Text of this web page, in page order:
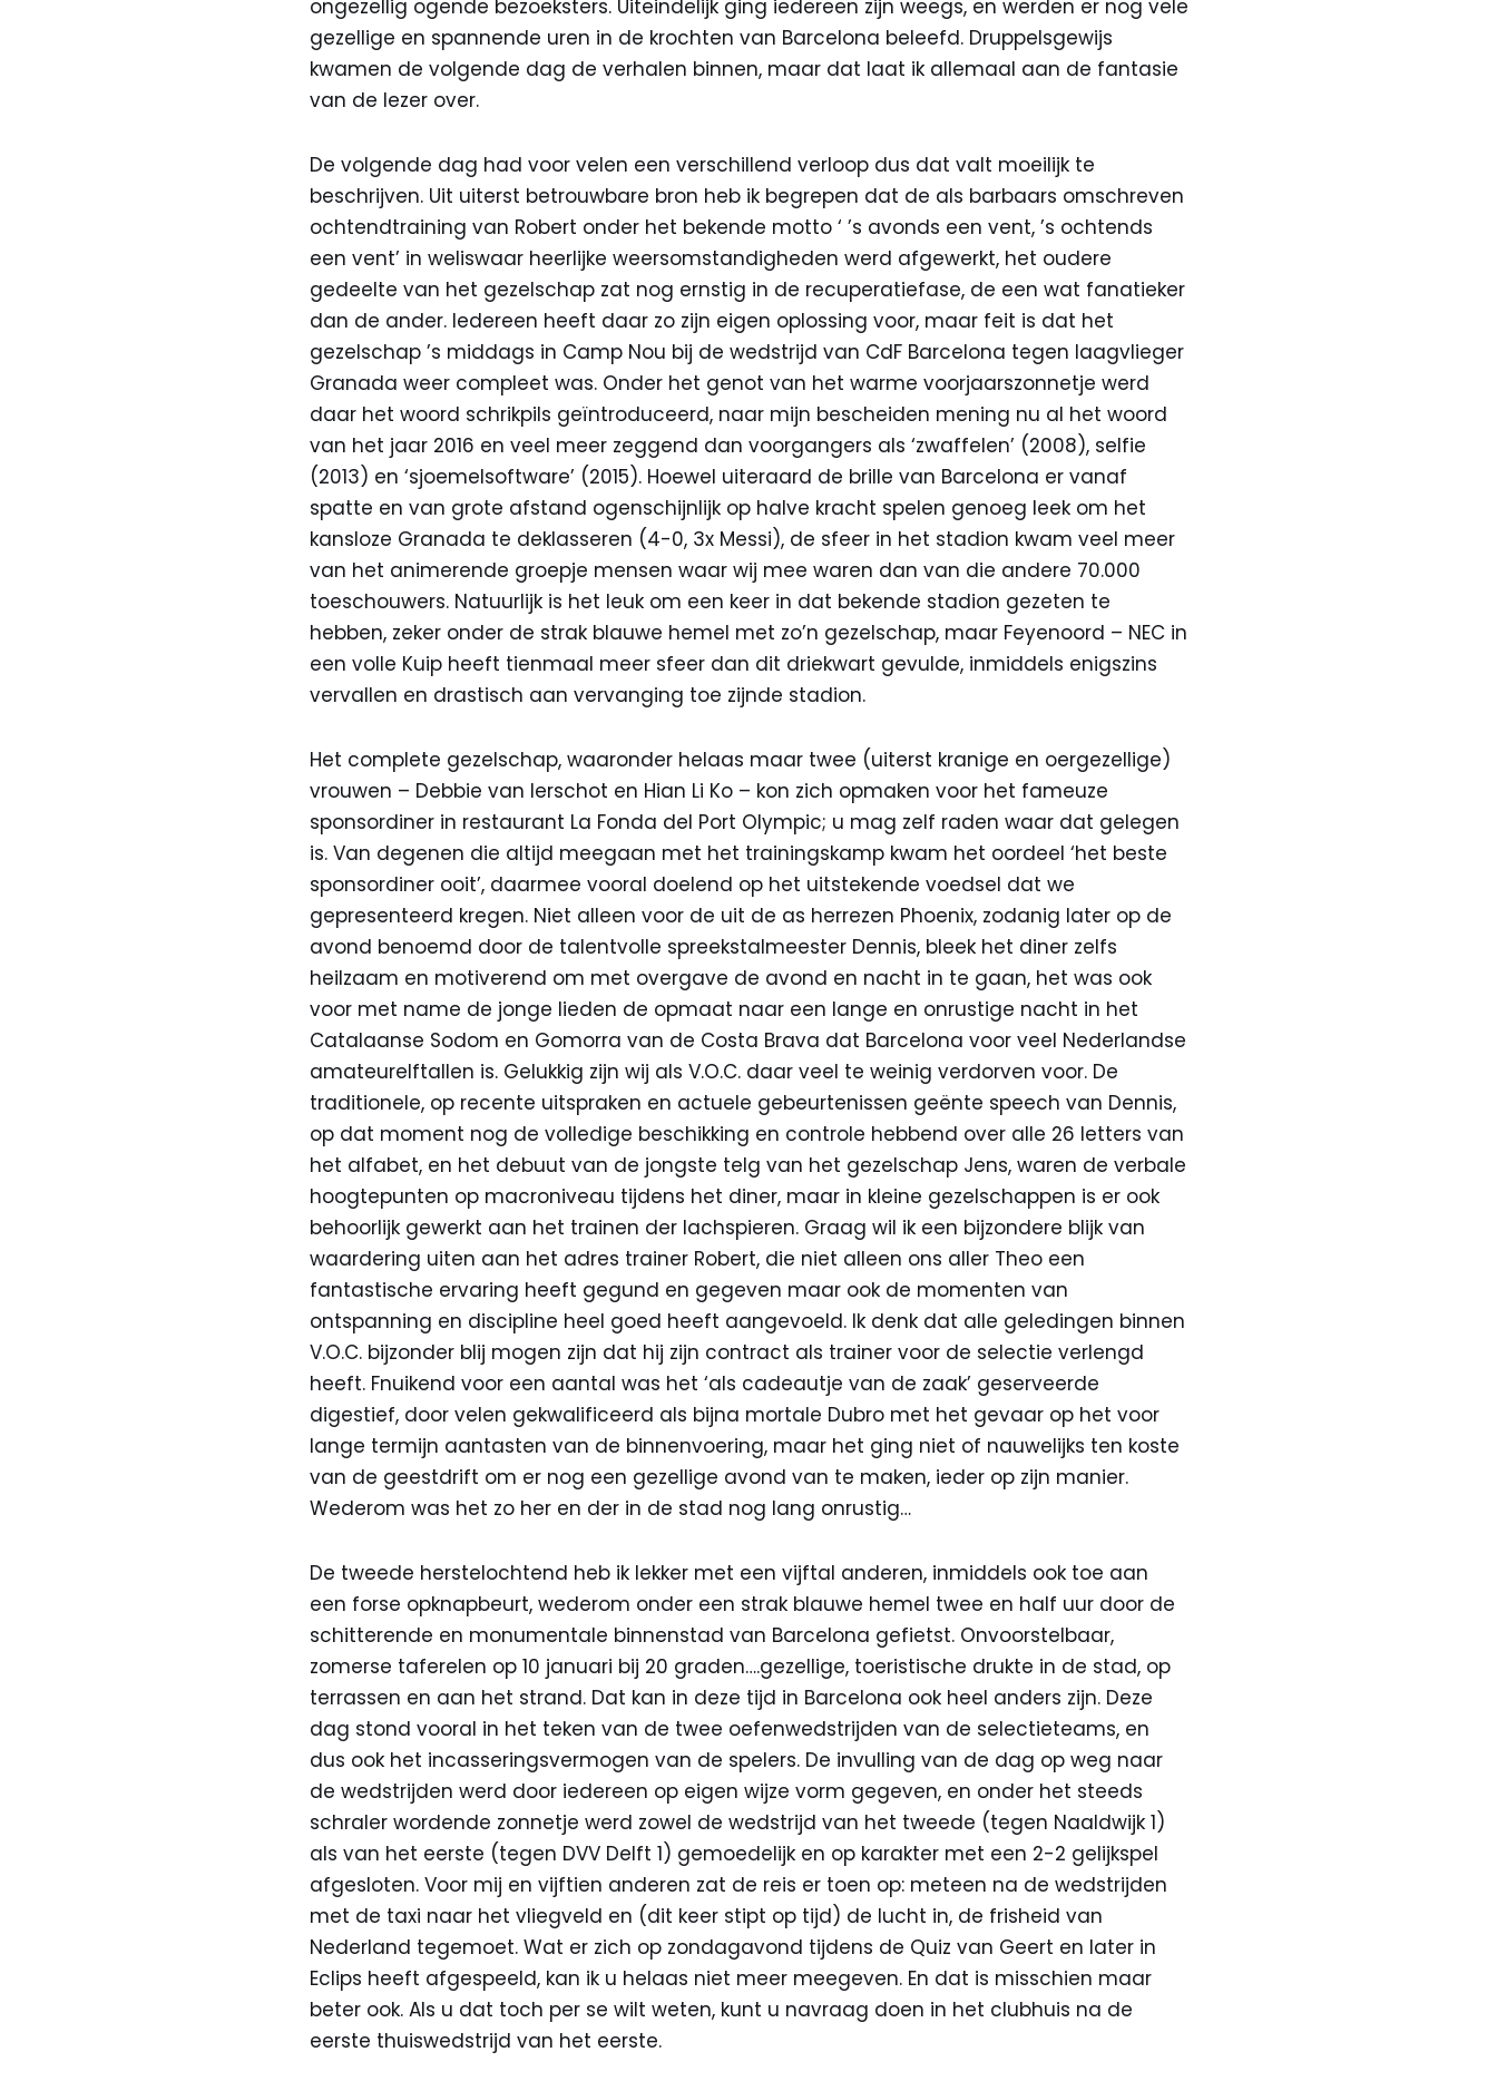
ongezellig ogende bezoeksters. Uiteindelijk ging iedereen zijn weegs, en werden er nog vele
gezellige en spannende uren in de krochten van Barcelona beleefd. Druppelsgewijs
kwamen de volgende dag de verhalen binnen, maar dat laat ik allemaal aan de fantasie
van de lezer over.
De volgende dag had voor velen een verschillend verloop dus dat valt moeilijk te
beschrijven. Uit uiterst betrouwbare bron heb ik begrepen dat de als barbaars omschreven
ochtendtraining van Robert onder het bekende motto ‘ ’s avonds een vent, ’s ochtends
een vent’ in weliswaar heerlijke weersomstandigheden werd afgewerkt, het oudere
gedeelte van het gezelschap zat nog ernstig in de recuperatiefase, de een wat fanatieker
dan de ander. Iedereen heeft daar zo zijn eigen oplossing voor, maar feit is dat het
gezelschap ’s middags in Camp Nou bij de wedstrijd van CdF Barcelona tegen laagvlieger
Granada weer compleet was. Onder het genot van het warme voorjaarszonnetje werd
daar het woord schrikpils geïntroduceerd, naar mijn bescheiden mening nu al het woord
van het jaar 2016 en veel meer zeggend dan voorgangers als ‘zwaffelen’ (2008), selfie
(2013) en ‘sjoemelsoftware’ (2015). Hoewel uiteraard de brille van Barcelona er vanaf
spatte en van grote afstand ogenschijnlijk op halve kracht spelen genoeg leek om het
kansloze Granada te deklasseren (4-0, 3x Messi), de sfeer in het stadion kwam veel meer
van het animerende groepje mensen waar wij mee waren dan van die andere 70.000
toeschouwers. Natuurlijk is het leuk om een keer in dat bekende stadion gezeten te
hebben, zeker onder de strak blauwe hemel met zo’n gezelschap, maar Feyenoord – NEC in
een volle Kuip heeft tienmaal meer sfeer dan dit driekwart gevulde, inmiddels enigszins
vervallen en drastisch aan vervanging toe zijnde stadion.
Het complete gezelschap, waaronder helaas maar twee (uiterst kranige en oergezellige)
vrouwen – Debbie van Ierschot en Hian Li Ko – kon zich opmaken voor het fameuze
sponsordiner in restaurant La Fonda del Port Olympic; u mag zelf raden waar dat gelegen
is. Van degenen die altijd meegaan met het trainingskamp kwam het oordeel ‘het beste
sponsordiner ooit’, daarmee vooral doelend op het uitstekende voedsel dat we
gepresenteerd kregen. Niet alleen voor de uit de as herrezen Phoenix, zodanig later op de
avond benoemd door de talentvolle spreekstalmeester Dennis, bleek het diner zelfs
heilzaam en motiverend om met overgave de avond en nacht in te gaan, het was ook
voor met name de jonge lieden de opmaat naar een lange en onrustige nacht in het
Catalaanse Sodom en Gomorra van de Costa Brava dat Barcelona voor veel Nederlandse
amateurelftallen is. Gelukkig zijn wij als V.O.C. daar veel te weinig verdorven voor. De
traditionele, op recente uitspraken en actuele gebeurtenissen geënte speech van Dennis,
op dat moment nog de volledige beschikking en controle hebbend over alle 26 letters van
het alfabet, en het debuut van de jongste telg van het gezelschap Jens, waren de verbale
hoogtepunten op macroniveau tijdens het diner, maar in kleine gezelschappen is er ook
behoorlijk gewerkt aan het trainen der lachspieren. Graag wil ik een bijzondere blijk van
waardering uiten aan het adres trainer Robert, die niet alleen ons aller Theo een
fantastische ervaring heeft gegund en gegeven maar ook de momenten van
ontspanning en discipline heel goed heeft aangevoeld. Ik denk dat alle geledingen binnen
V.O.C. bijzonder blij mogen zijn dat hij zijn contract als trainer voor de selectie verlengd
heeft. Fnuikend voor een aantal was het ‘als cadeautje van de zaak’ geserveerde
digestief, door velen gekwalificeerd als bijna mortale Dubro met het gevaar op het voor
lange termijn aantasten van de binnenvoering, maar het ging niet of nauwelijks ten koste
van de geestdrift om er nog een gezellige avond van te maken, ieder op zijn manier.
Wederom was het zo her en der in de stad nog lang onrustig…
De tweede herstelochtend heb ik lekker met een vijftal anderen, inmiddels ook toe aan
een forse opknapbeurt, wederom onder een strak blauwe hemel twee en half uur door de
schitterende en monumentale binnenstad van Barcelona gefietst. Onvoorstelbaar,
zomerse taferelen op 10 januari bij 20 graden….gezellige, toeristische drukte in de stad, op
terrassen en aan het strand. Dat kan in deze tijd in Barcelona ook heel anders zijn. Deze
dag stond vooral in het teken van de twee oefenwedstrijden van de selectieteams, en
dus ook het incasseringsvermogen van de spelers. De invulling van de dag op weg naar
de wedstrijden werd door iedereen op eigen wijze vorm gegeven, en onder het steeds
schraler wordende zonnetje werd zowel de wedstrijd van het tweede (tegen Naaldwijk 1)
als van het eerste (tegen DVV Delft 1) gemoedelijk en op karakter met een 2-2 gelijkspel
afgesloten. Voor mij en vijftien anderen zat de reis er toen op: meteen na de wedstrijden
met de taxi naar het vliegveld en (dit keer stipt op tijd) de lucht in, de frisheid van
Nederland tegemoet. Wat er zich op zondagavond tijdens de Quiz van Geert en later in
Eclips heeft afgespeeld, kan ik u helaas niet meer meegeven. En dat is misschien maar
beter ook. Als u dat toch per se wilt weten, kunt u navraag doen in het clubhuis na de
eerste thuiswedstrijd van het eerste.